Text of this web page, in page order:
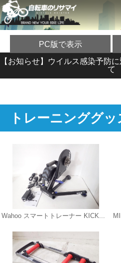
PC版で表示
【お知らせ】ウイルス感染予防
て
トレーニンググ
Wahoo スマートトレーナー KICK...